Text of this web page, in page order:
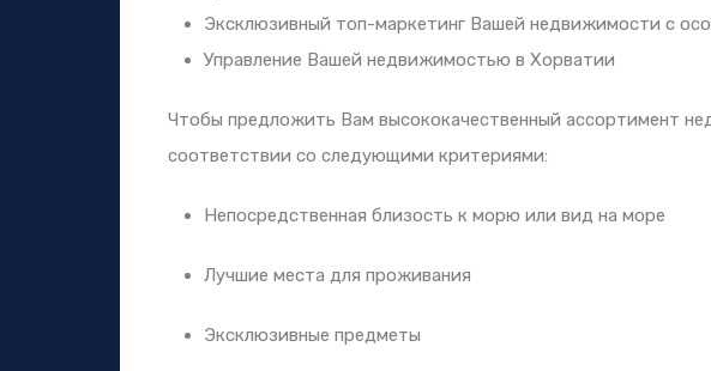
Эксклюзивный топ-маркетинг Вашей недвижимости с
Управление Вашей недвижимостью в Хорватии
Чтобы предложить Вам высококачественный ассортимент
соответствии со следующими критериями:
Непосредственная близость к морю или вид на море
Лучшие места для проживания
Эксклюзивные предметы